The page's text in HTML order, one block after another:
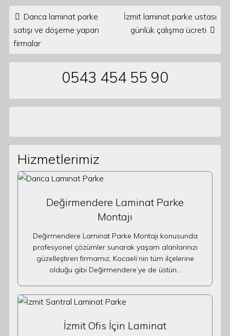
Post navigation
Darıca laminat parke
satışı ve döşeme yapan
firmalar
İzmit laminat parke ustası
günlük çalışma ücreti
0543 454 55 90
Hizmetlerimiz
Değirmendere Laminat Parke
Montajı
Değirmendere Laminat Parke Montajı konusunda
profesyonel çözümler sunarak yaşam alanlarınızı
güzelleştiren firmamız, Kocaeli’nin tüm ilçelerine
olduğu gibi Değirmendere’ye de üstün…
İzmit Ofis İçin Laminat